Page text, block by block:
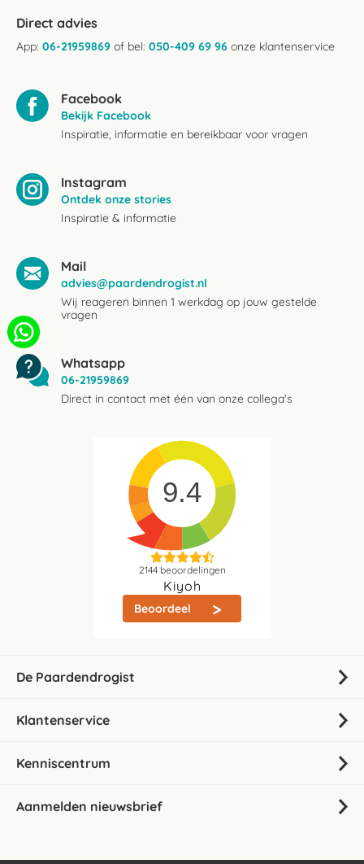
Direct advies
App: 06-21959869 of bel: 050-409 69 96 onze klantenservice
Facebook
Bekijk Facebook
Inspiratie, informatie en bereikbaar voor vragen
Instagram
Ontdek onze stories
Inspiratie & informatie
Mail
advies@paardendrogist.nl
Wij reageren binnen 1 werkdag op jouw gestelde
vragen
Whatsapp
06-21959869
Direct in contact met één van onze collega's
9.4
2144beoordelingen
Kiyoh
Beoordeel
De Paardendrogist
Klantenservice
Kenniscentrum
Aanmelden nieuwsbrief